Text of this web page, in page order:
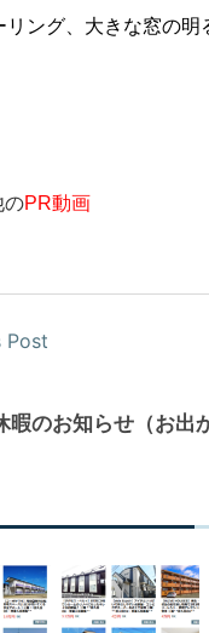
リング、大きな窓の明
のPR動画
Post
暇のお知らせ（お出